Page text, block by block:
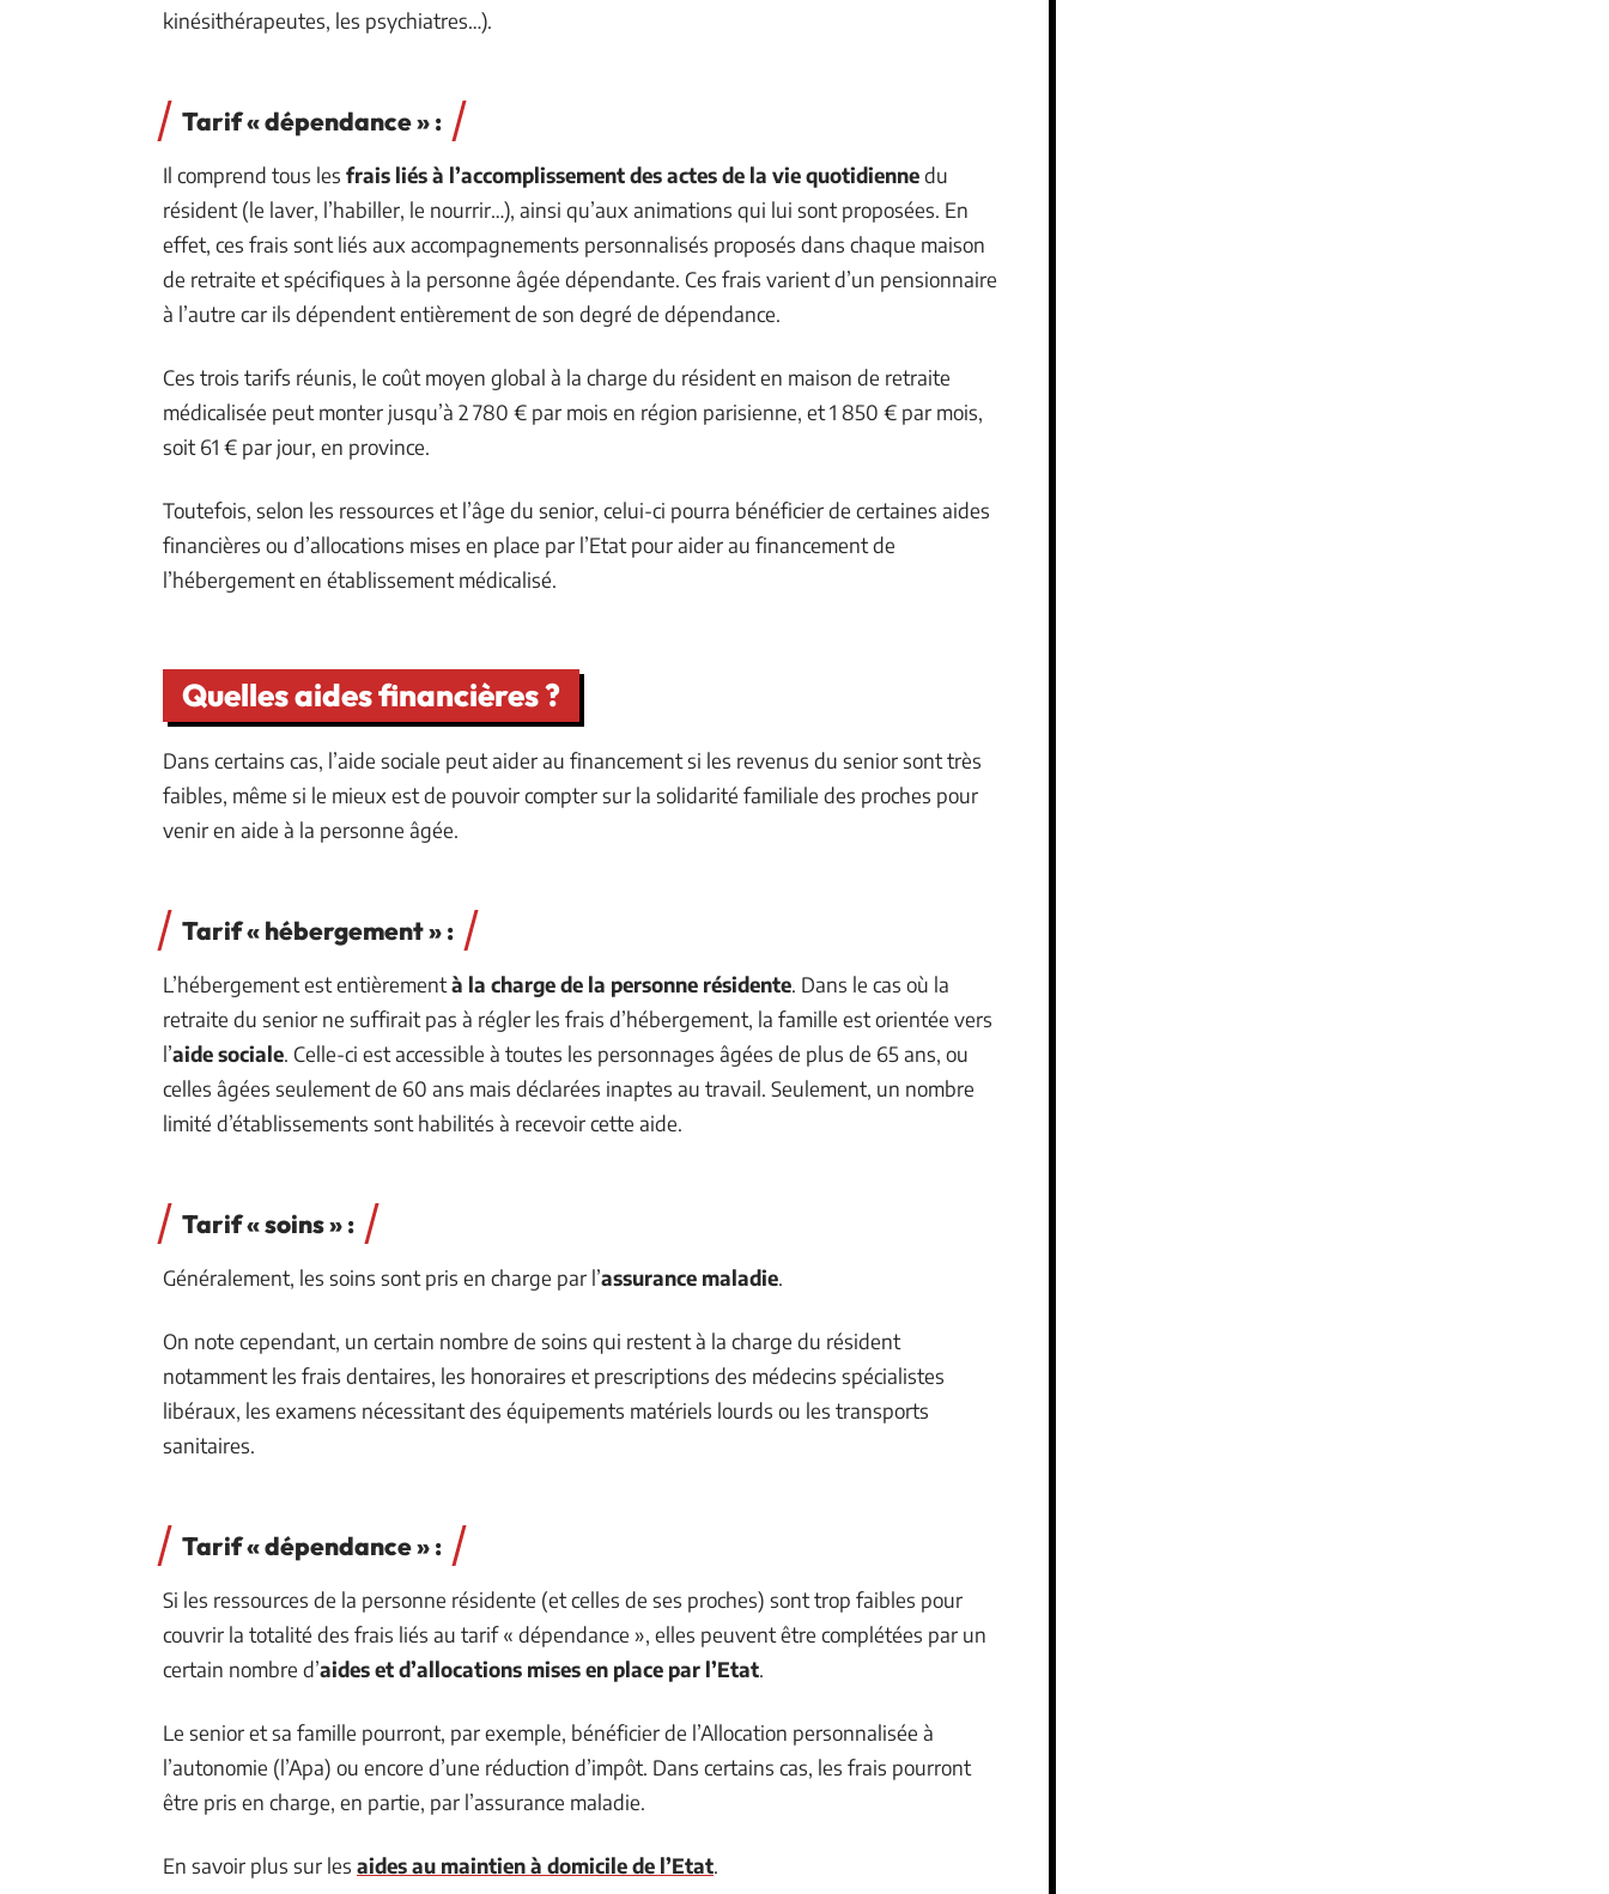
kinésithérapeutes, les psychiatres…).
Tarif « dépendance » :
Il comprend tous les frais liés à l’accomplissement des actes de la vie quotidiennedu
résident (le laver, l’habiller, le nourrir…), ainsi qu’aux animations qui lui sont proposées. En
effet, ces frais sont liés aux accompagnements personnalisés proposés dans chaque maison
de retraite et spécifiques à la personne âgée dépendante. Ces frais varient d’un pensionnaire
à l’autre car ils dépendent entièrement de son degré de dépendance.
Ces trois tarifs réunis, le coût moyen global à la charge du résident en maison de retraite
médicalisée peut monter jusqu’à 2 780 € par mois en région parisienne, et 1 850 € par mois,
soit 61 € par jour, en province.
Toutefois, selon les ressources et l’âge du senior, celui-ci pourra bénéficier de certaines aides
financières ou d’allocations mises en place par l’Etat pour aider au financement de
l’hébergement en établissement médicalisé.
Quelles aides financières ?
Dans certains cas, l’aide sociale peut aider au financement si les revenus du senior sont très
faibles, même si le mieux est de pouvoir compter sur la solidarité familiale des proches pour
venir en aide à la personne âgée.
Tarif « hébergement » :
L’hébergement est entièrementà la charge de la personne résidente. Dans le cas où la
retraite du senior ne suffirait pas à régler les frais d’hébergement, la famille est orientée vers
l’aide sociale. Celle-ci est accessible à toutes les personnages âgées de plus de 65 ans, ou
celles âgées seulement de 60 ans mais déclarées inaptes au travail. Seulement, un nombre
limité d’établissements sont habilités à recevoir cette aide.
Tarif « soins » :
Généralement, les soins sont pris en charge par l’assurance maladie.
On note cependant, un certain nombre de soins qui restent à la charge du résident
notamment les frais dentaires, les honoraires et prescriptions des médecins spécialistes
libéraux, les examens nécessitant des équipements matériels lourds ou les transports
sanitaires.
Tarif « dépendance » :
Si les ressources de la personne résidente (et celles de ses proches) sont trop faibles pour
couvrir la totalité des frais liés au tarif « dépendance », elles peuvent être complétées par un
certain nombre d’aides et d’allocations mises en place par l’Etat.
Le senior et sa famille pourront, par exemple, bénéficier de l’Allocation personnalisée à
l’autonomie (l’Apa) ou encore d’une réduction d’impôt. Dans certains cas, les frais pourront
être pris en charge, en partie, par l’assurance maladie.
En savoir plus sur les aides au maintien à domicile de l’Etat.